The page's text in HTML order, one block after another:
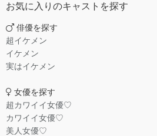
お気に入りのキャストを探す
俳優を探す
超イケメン
イケメン
実はイケメン
女優を探す
超カワイイ女優♡
カワイイ女優♡
美人女優♡